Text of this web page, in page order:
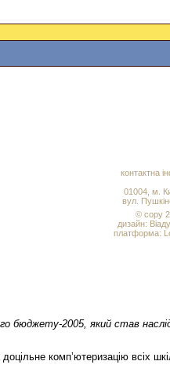
контактна
01004, м.
вул.
© copy
дизайн:
платформа:
бюджету-2005, який став
комп’ютеризацію